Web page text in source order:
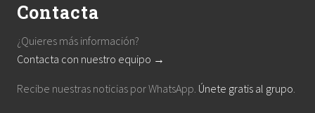
Contacta
¿Quieres más información?
Contacta con nuestro equipo →
Recibe nuestras noticias por WhatsApp. Únete gratis al grupo.